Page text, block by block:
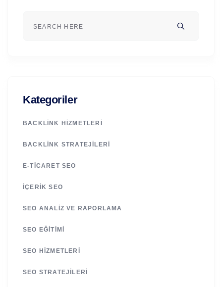
Kategoriler
BACKLINK HIZMETLERI
BACKLINK STRATEJILERI
E-TICARET SEO
İÇERIK SEO
SEO ANALIZ VE RAPORLAMA
SEO EĞITIMI
SEO HIZMETLERI
SEO STRATEJILERI